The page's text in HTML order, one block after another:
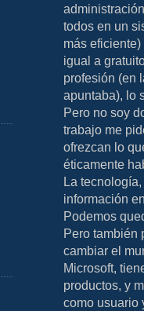
todos en un
más
igual a
profesión (en
apuntaba), lo
Pero no soy
trabajo me
ofrezcan lo
éticamente
La
información
Podemos
Pero también
cambiar el
Microsoft,
productos, y
como usuario